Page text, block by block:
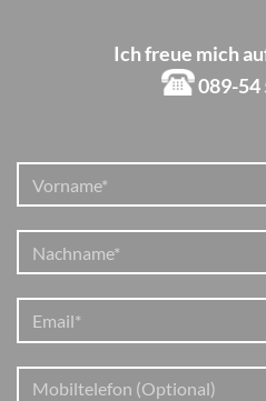
Ich freue mich
089-54